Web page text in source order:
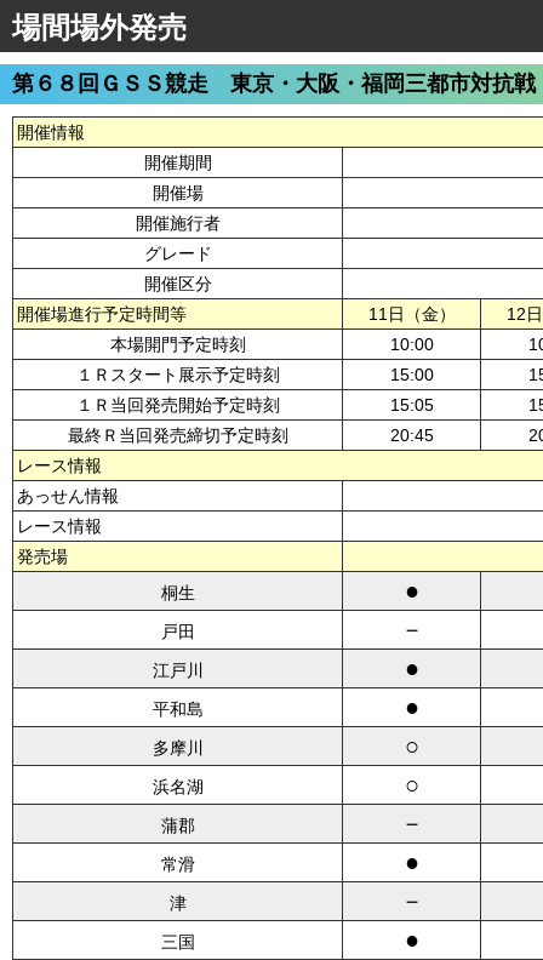
場間場外発売
第６８回ＧＳＳ競走 東京・大阪・福岡三都市対抗戦
開催情報
開催期間
開催場
開催施行者
グレード
開催区分
開催場進行予定時間等
11日（金）
12
本場開門予定時刻
10:00
１Ｒスタート展示予定時刻
15:00
１Ｒ当回発売開始予定時刻
15:05
最終Ｒ当回発売締切予定時刻
20:45
レース情報
あっせん情報
レース情報
発売場
桐生
●
戸田 －
江戸川 ●
平和島 ●
多摩川 ○
浜名湖 ○
蒲郡 －
常滑 ●
津 －
三国 ●